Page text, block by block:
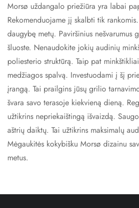
Morsø uždangalo priežiūra yra labai
Rekomenduojame jį skalbti tik
daugybę metų. Paviršinius nešvarumus
šluoste. Nenaudokite jokių audinių
poliesterio struktūrą. Taip pat
medžiagos spalvą. Investuodami į šį
įrangą. Tai prailgins jūsų grilio
švara savo terasoje kiekvieną dieną.
užtikrins nepriekaištingą išvaizdą.
aštrių daiktų. Tai užtikrins maksimalų
Mėgaukitės kokybišku Morsø dizainu
metus.